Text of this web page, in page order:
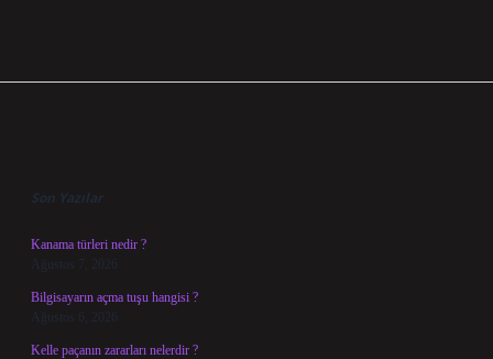
Son Yazılar
Kanama türleri nedir ?
Ağustos 7, 2026
Bilgisayarın açma tuşu hangisi ?
Ağustos 6, 2026
Kelle paçanın zararları nelerdir ?